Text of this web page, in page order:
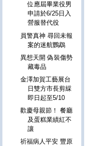
位應屆畢業役男
申請於6/25日入
營服替代役
員警真神 尋回未報
案的迷航鸚鵡
異想天開 偽裝傷勢
藏毒品
金澤加賀工藝展台
日雙方市長剪綵
即日起至5/10
歡慶母親節！ 餐廳
及蛋糕業績紅不
讓
祈福病人平安 豐原